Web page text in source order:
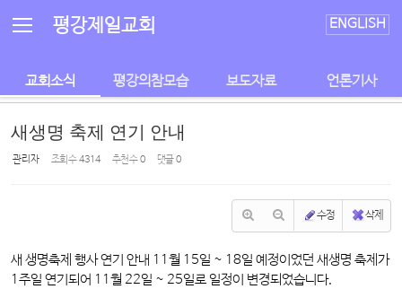
평강제일교회 ENGLISH
교회소식 평강의참모습 보도자료 언론기사
새생명 축제 연기 안내
관리자 조회 수4314 추천 수0 댓글0
수정 삭제
새 생명축제 행사 연기 안내 11월 15일 ~ 18일 예정이었던 새생명 축제가
1주일 연기되어 11월 22일 ~ 25일로 일정이 변경되었습니다.